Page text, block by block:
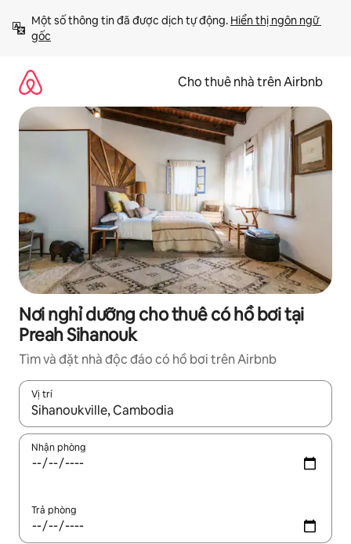
đến
Một số thông tin đã được dịch tự động. Hiển thị ngôn ngữ
gốc
Cho thuê nhà trên Airbnb
Nơi nghỉ dưỡng cho thuê có hồ bơi tại
Preah Sihanouk
Tìm và đặt nhà độc đáo có hồ bơi trên Airbnb
Vị trí
Khi có kết quả, hãy điều hướng bằng phím mũi tên lên và
Nhận phòng
Trả phòng